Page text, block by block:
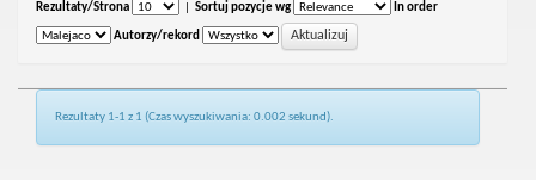
Rezultaty/Strona Sortuj pozycje wg In order
Autorzy/rekord
Rezultaty 1-1 z 1 (Czas wyszukiwania: 0.002 sekund).